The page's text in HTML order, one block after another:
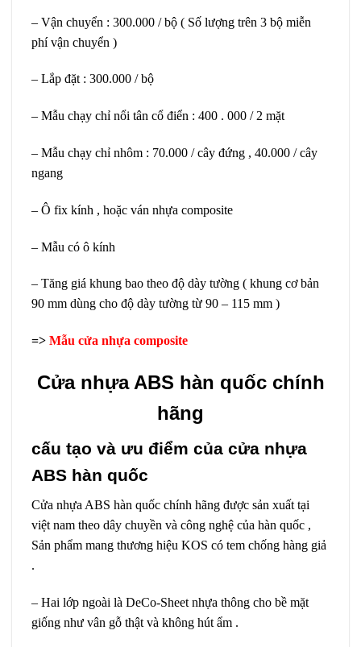
– Vận chuyển : 300.000 / bộ ( Số lượng trên 3 bộ miễn
phí vận chuyển )
– Lắp đặt : 300.000 / bộ
– Mẫu chạy chỉ nổi tân cổ điển : 400 . 000 / 2 mặt
– Mẫu chạy chỉ nhôm : 70.000 / cây đứng , 40.000 / cây
ngang
– Ô fix kính , hoặc ván nhựa composite
– Mẫu có ô kính
– Tăng giá khung bao theo độ dày tường ( khung cơ bản
90 mm dùng cho độ dày tường từ 90 – 115 mm )
=> Mẫu cửa nhựa composite
Cửa nhựa ABS hàn quốc chính
hãng
cấu tạo và ưu điểm của cửa nhựa
ABS hàn quốc
Cửa nhựa ABS hàn quốc chính hãng được sản xuất tại
việt nam theo dây chuyền và công nghệ của hàn quốc ,
Sản phẩm mang thương hiệu KOS có tem chống hàng giả
.
– Hai lớp ngoài là DeCo-Sheet nhựa thông cho bề mặt
giống như vân gỗ thật và không hút ẩm .